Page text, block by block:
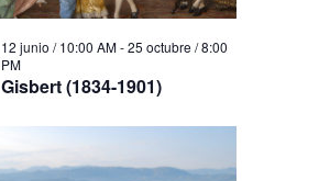
Gisbert (1834-1901)
12 junio / 10:00 AM-25 octubre / 8:00
PM